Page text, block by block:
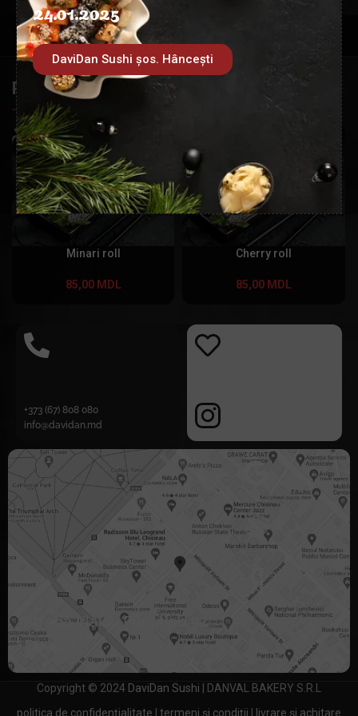
PRODUSE SIMILARE
Minari roll
85,00 MDL
Cherry roll
85,00 MDL
+373 (67) 808 080
info@davidan.md
Strada Vlaicu Pârcălab 52
Etajul 2
Copyright © 2024 DaviDan Sushi | DANVAL BAKERY S.R.L
politica de confidențialitate
termeni și condiții livrare și achitare
24.01.2025
DaviDan Sushi șos. Hâncești